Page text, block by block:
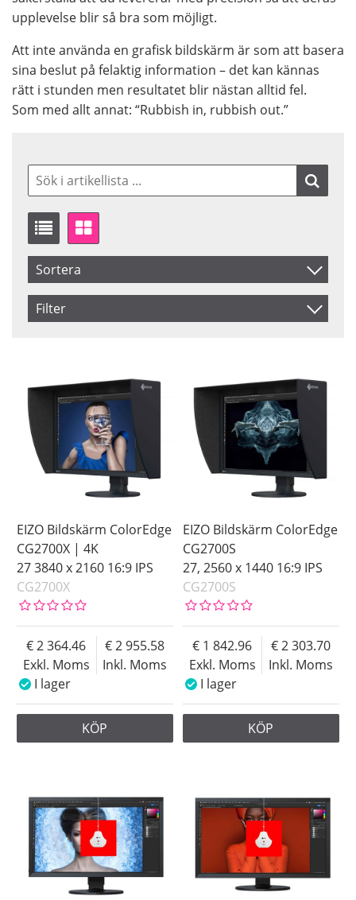
upplevelse blir så bra som möjligt.
Att inte använda en grafisk bildskärm är som att basera
sina beslut på felaktig information – det kan kännas
rätt i stunden men resultatet blir nästan alltid fel.
Som med allt annat: “Rubbish in, rubbish out.”
Sortera
Artikelkod
Filter
Pris
Ej i lager
EIZO Bildskärm ColorEdge
CG2700X | 4K
27 3840 x 2160 16:9 IPS
CG2700X
Exkl. Moms
2 364.46
Inkl. Moms
2 955.58
I lager
KÖP
EIZO Bildskärm ColorEdge
CG2700S
27, 2560 x 1440 16:9 IPS
CG2700S
Exkl. Moms
1 842.96
Inkl. Moms
2 303.70
I lager
KÖP